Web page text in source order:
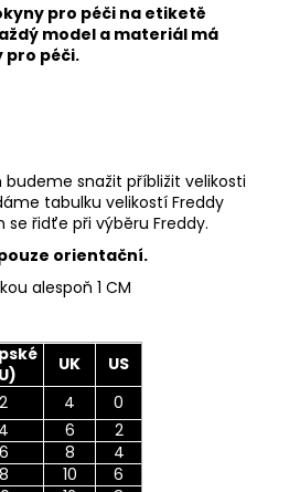
pro péči na etiketě
model a materiál má
pro péči.
snažit příbližit velikosti
tabulku velikostí Freddy
řidťe při výběru Freddy.
orientační.
alespoň 1 CM
UK
US
4
0
6
2
8
4
10
6